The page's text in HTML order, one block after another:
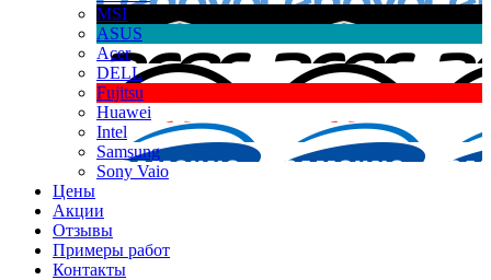
MSI
ASUS
Acer
DELL
Fujitsu
Huawei
Intel
Samsung
Sony Vaio
Цены
Акции
Отзывы
Примеры работ
Контакты